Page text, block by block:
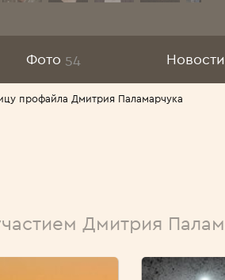
Фото 54
профайла Дмитрия Паламарчука
Дмитрия